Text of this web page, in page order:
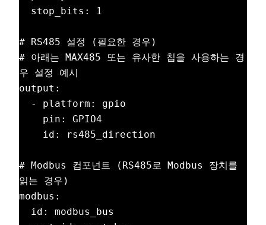
# RS485 설정 (필요한 경우)
# 아래는 MAX485 또는 유사한 칩을 사용하는 경
우 설정 예시
output:
# Modbus 컴포넌트 (RS485로 Modbus 장치를
읽는 경우)
modbus: